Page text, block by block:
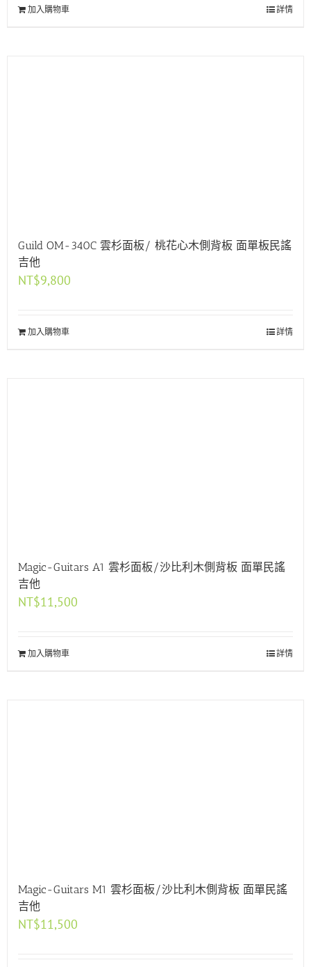
加入購物車 詳情
Guild OM-340C 雲杉面板/ 桃花心木側背板 面單板民謠
吉他
NT$9,800
加入購物車 詳情
Magic-Guitars A1 雲杉面板/沙比利木側背板 面單民謠
吉他
NT$11,500
加入購物車 詳情
Magic-Guitars M1 雲杉面板/沙比利木側背板 面單民謠
吉他
NT$11,500